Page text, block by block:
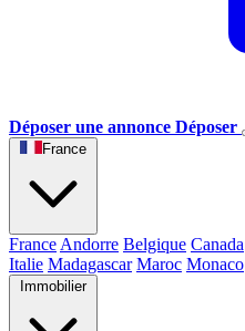
Déposer une annonce Déposer
France
France Andorre Belgique Canada
Italie Madagascar Maroc Monaco
Immobilier